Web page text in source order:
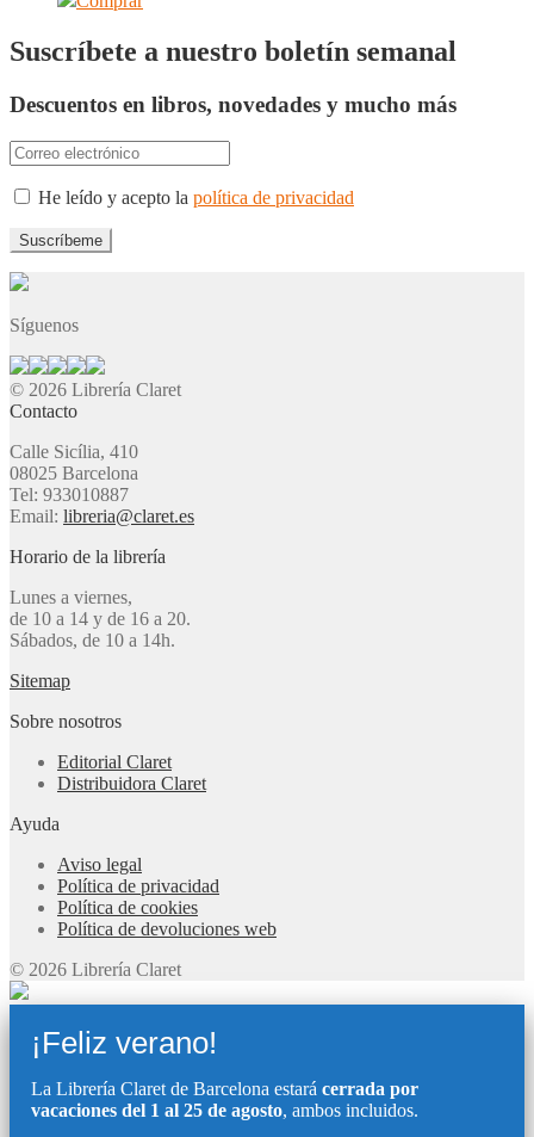
Suscríbete a nuestro boletín semanal
Descuentos en libros, novedades y mucho más
He leído y acepto la política de privacidad
Síguenos
© 2026 Librería Claret
Contacto
Calle Sicília, 410
08025 Barcelona
Tel: 933010887
Email: libreria@claret.es
Horario de la librería
Lunes a viernes,
de 10 a 14 y de 16 a 20.
Sábados, de 10 a 14h.
Sitemap
Sobre nosotros
Editorial Claret
Distribuidora Claret
Ayuda
Aviso legal
Política de privacidad
Política de cookies
Política de devoluciones web
© 2026 Librería Claret
¡Feliz verano!
La Librería Claret de Barcelona estará cerrada por
vacaciones del 1 al 25 de agosto, ambos incluidos.